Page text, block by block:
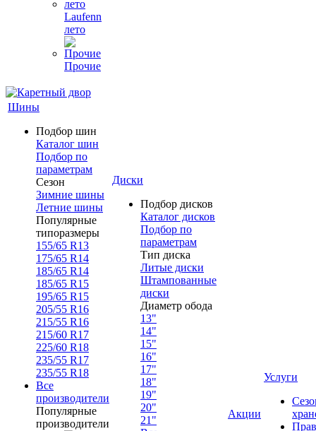
Laufenn
лето
Прочие
Шины
Подбор шин
Каталог шин
Подбор по
параметрам
Сезон
Зимние шины
Летние шины
Популярные
типоразмеры
155/65 R13
175/65 R14
185/65 R14
185/65 R15
195/65 R15
205/55 R16
215/55 R16
215/60 R17
225/60 R18
235/55 R17
235/55 R18
Все
производители
Популярные
производители
Диски
Подбор дисков
Каталог дисков
Подбор по
параметрам
Тип диска
Литые диски
Штампованные
диски
Диаметр обода
13"
14"
15"
16"
17"
18"
19"
20"
21"
Акции
Услуги